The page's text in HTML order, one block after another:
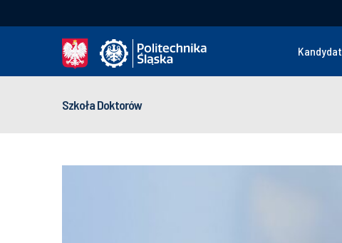
Kandydat
Szkoła Doktorów